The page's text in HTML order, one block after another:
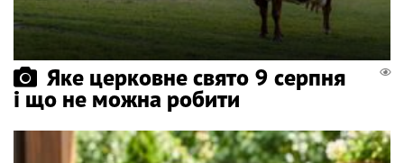
Яке церковне свято 9 серпня
і що не можна робити